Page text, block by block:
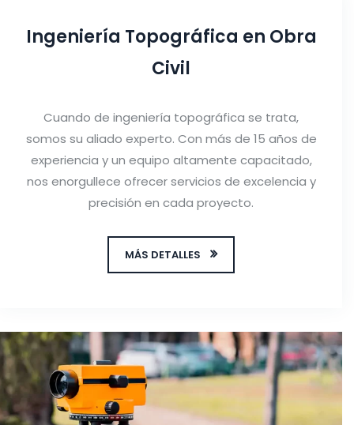
Ingeniería Topográfica en Obra
Civil
Cuando de ingeniería topográfica se trata,
somos su aliado experto. Con más de 15 años de
experiencia y un equipo altamente capacitado,
nos enorgullece ofrecer servicios de excelencia y
precisión en cada proyecto.
MÁS DETALLES